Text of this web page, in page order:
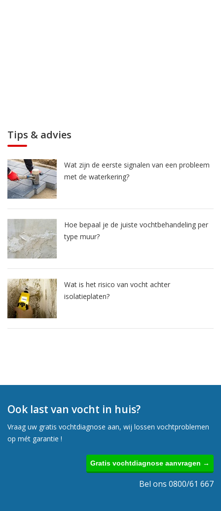
Tips & advies
Wat zijn de eerste signalen van een probleem
met de waterkering?
Hoe bepaal je de juiste vochtbehandeling per
type muur?
Wat is het risico van vocht achter
isolatieplaten?
Ook last van vocht in huis?
Vraag uw gratis vochtdiagnose aan, wij lossen vochtproblemen
op mét garantie !
Gratis vochtdiagnose aanvragen →
Bel ons 0800/61 667